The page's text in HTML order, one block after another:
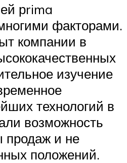
рrima
факторами.
компании в
изучение
технологий в
возможность
продаж и не
положений.